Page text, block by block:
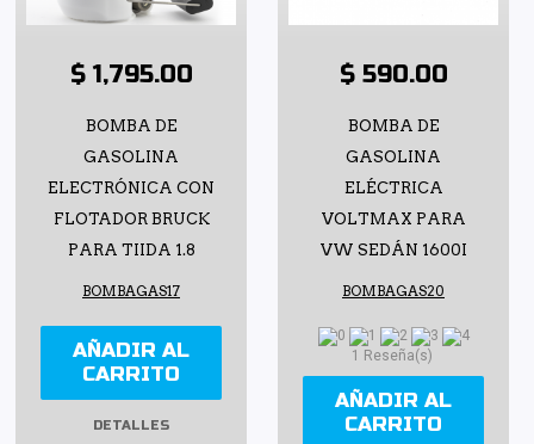
$ 1,795.00
BOMBA DE
GASOLINA
ELECTRÓNICA CON
FLOTADOR BRUCK
PARA TIIDA 1.8
BOMBAGAS17
AÑADIR AL
CARRITO
DETALLES
$ 590.00
BOMBA DE
GASOLINA
ELÉCTRICA
VOLTMAX PARA
VW SEDÁN 1600I
BOMBAGAS20
1 Reseña(s)
AÑADIR AL
CARRITO